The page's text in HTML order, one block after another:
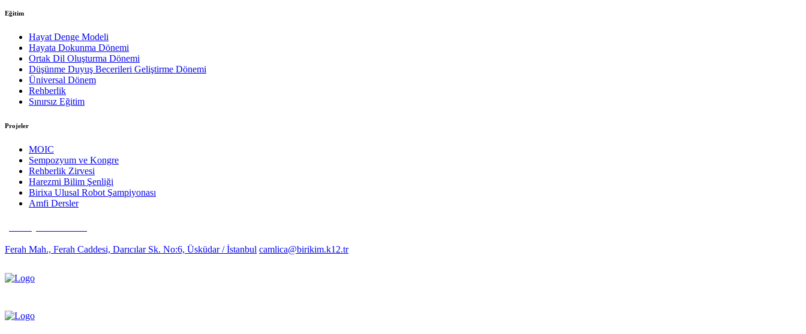
Eğitim
Hayat Denge Modeli
Hayata Dokunma Dönemi
Ortak Dil Oluşturma Dönemi
Düşünme Duyuş Becerileri Geliştirme Dönemi
Üniversal Dönem
Rehberlik
Sınırsız Eğitim
Projeler
MOIC
Sempozyum ve Kongre
Rehberlik Zirvesi
Harezmi Bilim Şenliği
Birixa Ulusal Robot Şampiyonası
Amfi Dersler
Ferah Mah., Ferah Caddesi, Darıcılar Sk. No:6, Üsküdar / İstanbul camlica@birikim.k12.tr